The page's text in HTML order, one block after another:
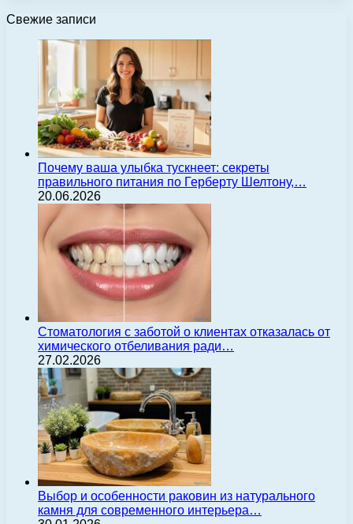
Свежие записи
Почему ваша улыбка тускнеет: секреты
правильного питания по Герберту Шелтону,…
20.06.2026
Стоматология с заботой о клиентах отказалась от
химического отбеливания ради…
27.02.2026
Выбор и особенности раковин из натурального
камня для современного интерьера…